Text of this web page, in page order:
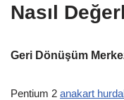
Nasıl
Geri Dönüşüm
Pentium 2 anakart